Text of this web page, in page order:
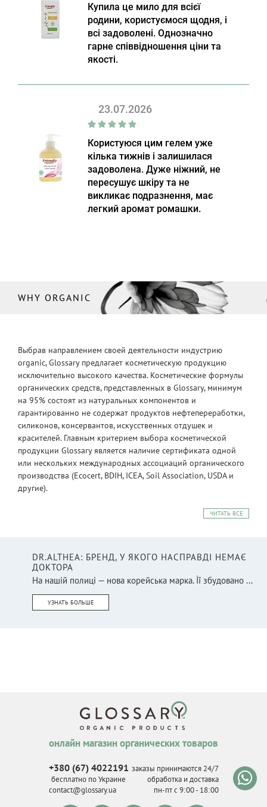
Купила це мило для всієї
родини, користуємося щодня, і
всі задоволені. Однозначно
гарне співвідношення ціни та
якості.
23.07.2026
Користуюся цим гелем уже
кілька тижнів і залишилася
задоволена. Дуже ніжний, не
пересушує шкіру та не
викликає подразнення, має
легкий аромат ромашки.
WHY ORGANIC
Выбрав направлением своей деятельности индустрию
organic, Glossary предлагает косметическую продукцию
исключительно высокого качества. Косметические формулы
органических средств, представленных в Glossary, минимум
на 95% состоят из натуральных компонентов и
гарантированно не содержат продуктов нефтепереработки,
силиконов, консервантов, искусственных отдушек и
красителей. Главным критерием выбора косметической
продукции Glossary является наличие сертификата одной
или нескольких международных ассоциаций органического
производства (Ecocert, BDIH, ICEA, Soil Association, USDA и
другие).
ЧИТАТЬ ВСЕ
DR.ALTHEA: БРЕНД, У ЯКОГО НАСПРАВДІ НЕМАЄ
ДОКТОРА
На нашій полиці — нова корейська марка. Її збудовано ...
УЗНАТЬ БОЛЬШЕ
онлайн магазин органических товаров
+380 (67) 4022191
бесплатно по Украине
contact@glossary.ua
заказы принимаются 24/7
обработка и доставка
пн-пт с 9:00 - 18:00